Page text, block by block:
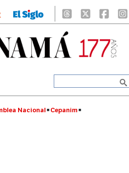
Nacional Cepanim